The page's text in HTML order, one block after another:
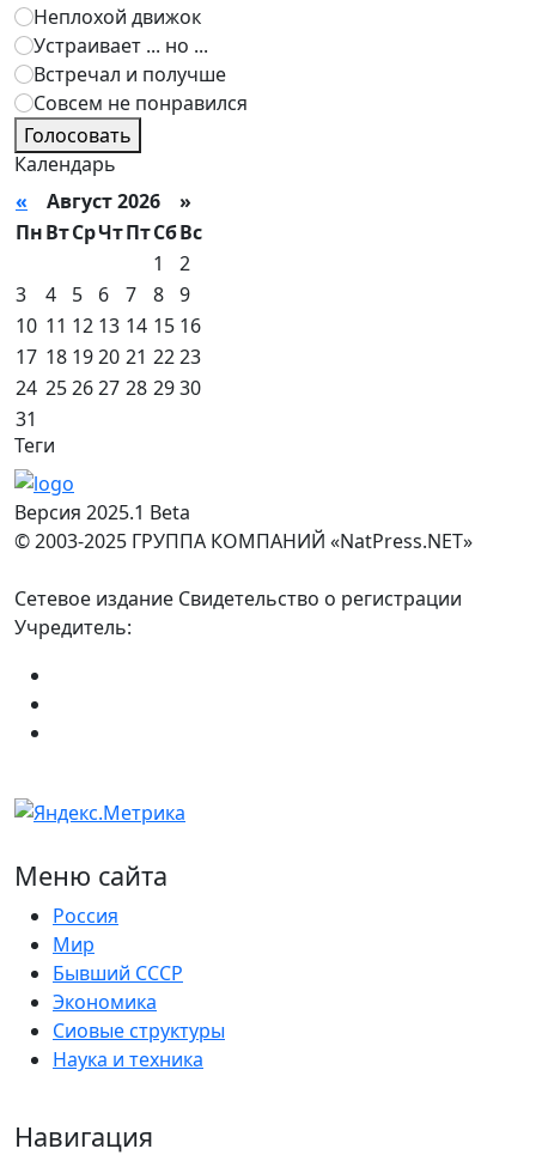
Неплохой движок
Устраивает ... но ...
Встречал и получше
Совсем не понравился
Голосовать
Календарь
« Август 2026 »
ПнВтСрЧтПтСбВс
1
2
3
4 5 6 7 8 9
10 11 12 13 14 15 16
17 18 1920 21 2223
24 252627 28 2930
31
Теги
Версия 2025.1 Beta
© 2003-2025 ГРУППА КОМПАНИЙ «NatPress.NET»
Сетевое издание Свидетельство о регистрации
Учредитель:
Меню сайта
Россия
Мир
Бывший СССР
Экономика
Сиовые структуры
Наука и техника
Навигация